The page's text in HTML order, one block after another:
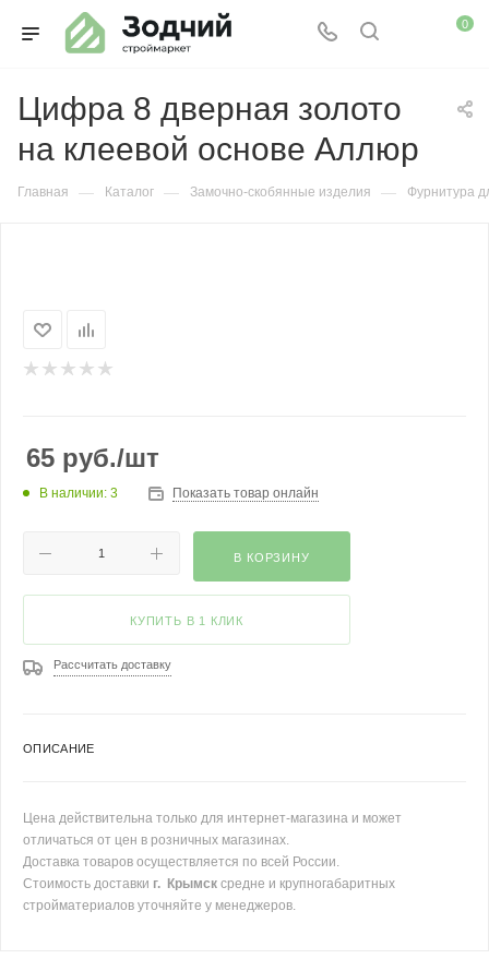
0
Цифра 8 дверная золото
на клеевой основе Аллюр
Главная — Каталог — Замочно-скобянные изделия — Фурнитура
65 руб./шт
В наличии: 3 Показать товар онлайн
В КОРЗИНУ
КУПИТЬ В 1 КЛИК
Рассчитать доставку
ОПИСАНИЕ
Цена действительна только для интернет-магазина и может
отличаться от цен в розничных магазинах.
Доставка товаров осуществляется по всей России.
Стоимость доставки г. Крымск средне и крупногабаритных
стройматериалов уточняйте у менеджеров.